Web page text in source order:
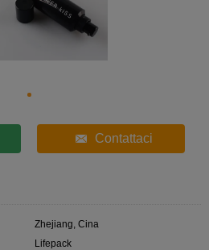
Contattaci
Zhejiang, Cina
Lifepack